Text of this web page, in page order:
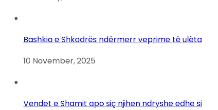
Bashkia e Shkodrës ndërmerr veprime të ulëta
10 November, 2025
Vendet e Shamit apo siç njihen ndryshe edhe si